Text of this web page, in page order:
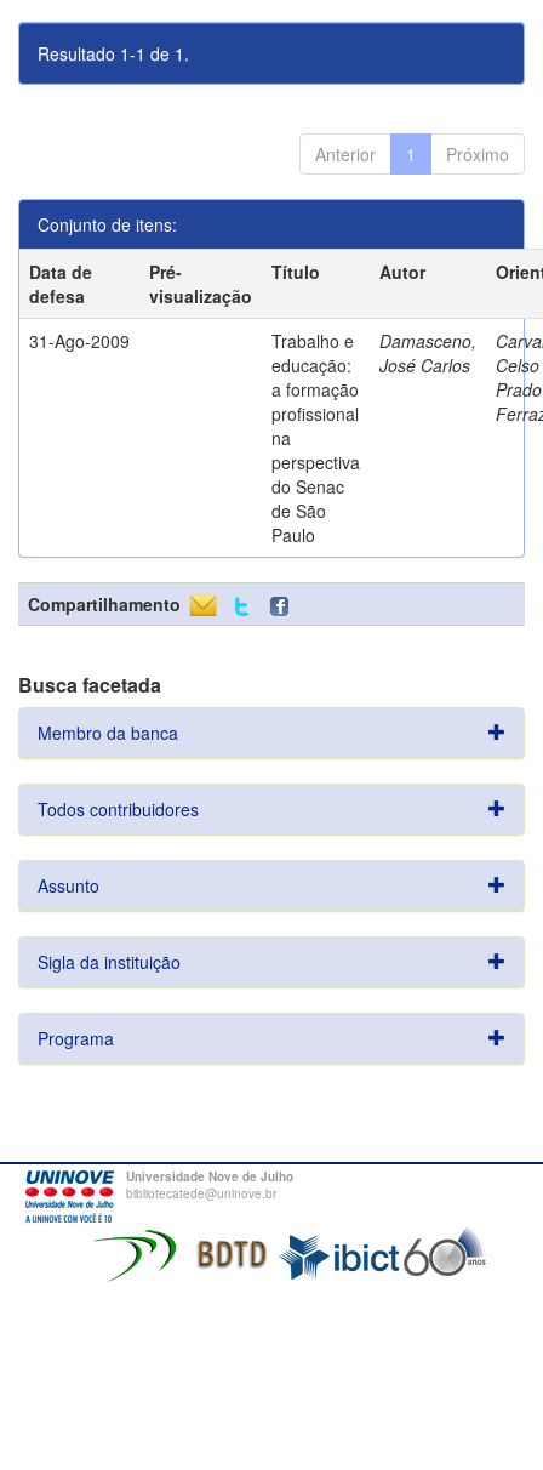
Resultado 1-1 de 1.
Anterior 1 Próximo
Conjunto de itens:
Data de
defesa
Pré-
visualização
Título Autor
31-Ago-2009
Trabalho e
educação:
a formação
profissional
na
perspectiva
do Senac
de São
Paulo
Damasceno,
José Carlos
Prado
Compartilhamento
Busca facetada
Membro da banca
Todos contribuidores
Assunto
Sigla da instituição
Programa
Universidade Nove de Julho
bibliotecatede@uninove.br